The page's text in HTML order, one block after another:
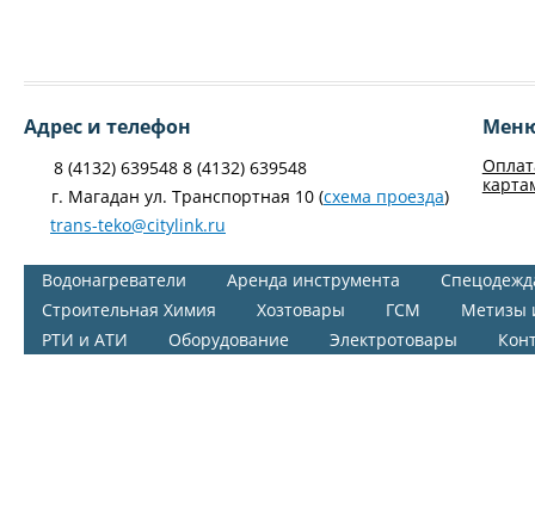
Адрес и телефон
8 (4132) 639548 8 (4132) 639548
г. Магадан ул. Транспортная 10 (схема проезда)
trans-teko@citylink.ru
Водонагреватели Аренда инструмента
Строительная Химия
Хозтовары ГСМ
Метизы
РТИ и АТИ
Оборудование Электротовары